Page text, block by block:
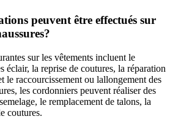
peuvent être effectués sur
sur les vêtements incluent le
éclair, la reprise de coutures, la réparation
le raccourcissement ou lallongement des
les cordonniers peuvent réaliser des
le remplacement de talons, la
coutures.